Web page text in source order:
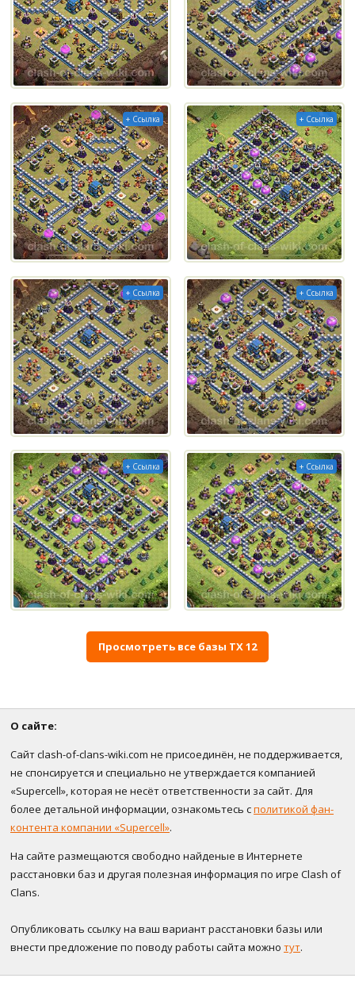
+ Ссылка + Ссылка
+ Ссылка + Ссылка
+ Ссылка + Ссылка
Просмотреть все базы ТХ 12
О сайте:
Сайт clash-of-clans-wiki.com не присоединён, не поддерживается,
не спонсируется и специально не утверждается компанией
«Supercell», которая не несёт ответственности за сайт. Для
более детальной информации, ознакомьтесь сполитикой фан-
контента компании «Supercell».
На сайте размещаются свободно найденые в Интернете
расстановки баз и другая полезная информация по игре Clash of
Clans.
Опубликовать ссылку на ваш вариант расстановки базы или
внести предложение по поводу работы сайта можно тут.